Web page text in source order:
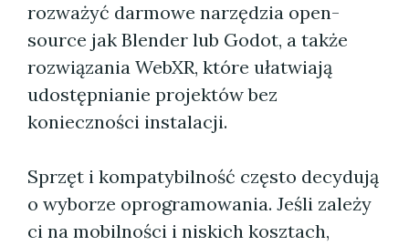
rozważyć darmowe narzędzia open-
source jak Blender lub Godot, a także
rozwiązania WebXR, które ułatwiają
udostępnianie projektów bez
konieczności instalacji.
Sprzęt i kompatybilność często decydują
o wyborze oprogramowania. Jeśli zależy
ci na mobilności i niskich kosztach,